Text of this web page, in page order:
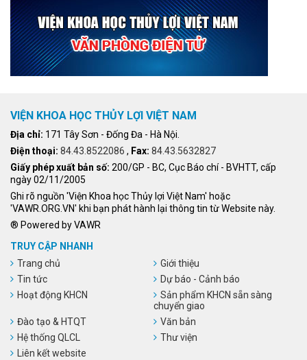
VIỆN KHOA HỌC THỦY LỢI VIỆT NAM
Địa chỉ: 171 Tây Sơn - Đống Đa - Hà Nội.
Điện thoại: 84.43.8522086 , Fax: 84.43.5632827
Giấy phép xuất bản số: 200/GP - BC, Cục Báo chí - BVHTT, cấp
ngày 02/11/2005
Ghi rõ nguồn 'Viện Khoa học Thủy lợi Việt Nam' hoặc
'VAWR.ORG.VN' khi bạn phát hành lại thông tin từ Website này.
® Powered by VAWR
TRUY CẬP NHANH
Trang chủ
Giới thiệu
Tin tức
Dự báo - Cảnh báo
Hoạt động KHCN
Sản phẩm KHCN sẵn sàng
chuyển giao
Đào tạo & HTQT
Văn bản
Hệ thống QLCL
Thư viện
Liên kết website